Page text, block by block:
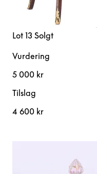
Lot 13 Solgt
Vurdering
5 000 kr
Tilslag
4 600 kr